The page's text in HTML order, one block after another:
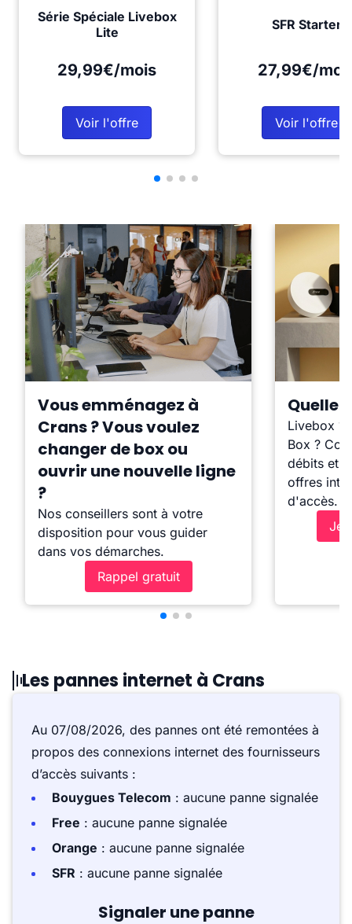
Série Spéciale Livebox
Lite
29,99€/mois
Voir l'offre
SFR Starter
27,99€/
Voir l'offre
Vous emménagez à
Crans ? Vous voulez
changer de box ou
ouvrir une nouvelle ligne
?
Nos conseillers sont à votre
disposition pour vous guider
dans vos démarches.
Rappel gratuit
Quelle
Livebox ?
Box ?
débits et
offres
d'accès.
Je
Les pannes internet à Crans
Au 07/08/2026, des pannes ont été remontées à
propos des connexions internet des fournisseurs
d’accès suivants :
Bouygues Telecom : aucune panne signalée
Free : aucune panne signalée
Orange : aucune panne signalée
SFR : aucune panne signalée
Signaler une panne